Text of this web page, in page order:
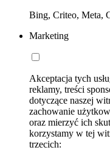
Bing, Criteo, Meta,
Marketing
Akceptacja tych
reklamy, treści
dotyczące naszej
zachowanie
oraz mierzyć ich
korzystamy w tej
trzecich: